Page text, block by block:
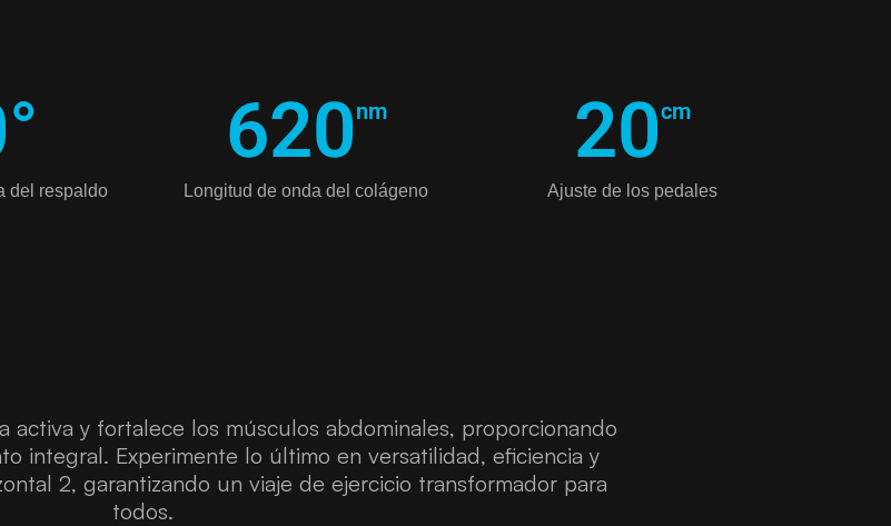
del respaldo
°
Longitud de onda del colágeno
620nm
Ajuste de los pedales
20cm
activa y fortalece los músculos abdominales, proporcionando
integral. Experimente lo último en versatilidad, eficiencia y
2, garantizando un viaje de ejercicio transformador para
todos.